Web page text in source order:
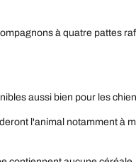
à quatre pattes
aussi bien pour les
l'animal notamment à